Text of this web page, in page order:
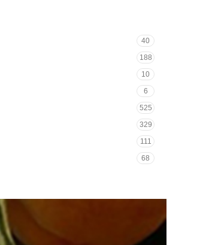
40
188
10
6
525
329
111
68